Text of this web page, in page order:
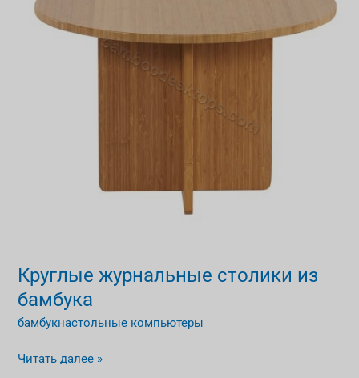
Круглые журнальные столики из
бамбука
бамбукнастольные компьютеры
бамбука
Читать далее »